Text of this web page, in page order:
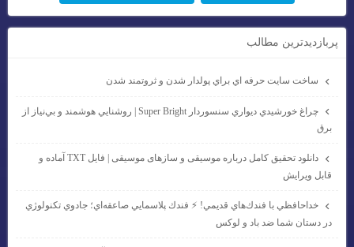
پربازديدترين مطالب
ساخت سايت حرفه اي براي پولدار شدن و ثروتمند شدن
چراغ خورشيدي ديواري سنسوردار Super Bright | روشنايي هوشمند و بي‌نياز از
برق
دانلود تحقیق کامل درباره موسیقی و سازهای موسیقی | فایل TXT آماده و
قابل ویرایش
خداحافظي با فندك‌هاي قديمي! ⚡ فندك پلاسمايي صاعقه‌اي؛ جادوي تكنولوژي
در دستان شما ضد باد و لوكس